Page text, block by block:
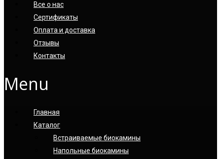
Все о нас
Сертификаты
Оплата и доставка
Отзывы
Контакты
Menu
Главная
Каталог
Встраиваемые биокамины
Напольные биокамины